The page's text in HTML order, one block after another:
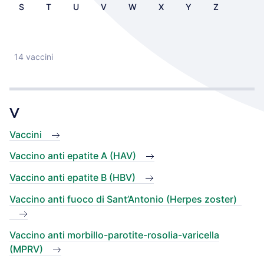
S T U V W X Y Z
14 vaccini
V
Vaccini
Vaccino anti epatite A (HAV)
Vaccino anti epatite B (HBV)
Vaccino anti fuoco di Sant’Antonio (Herpes zoster)
Vaccino anti morbillo-parotite-rosolia-varicella
(MPRV)